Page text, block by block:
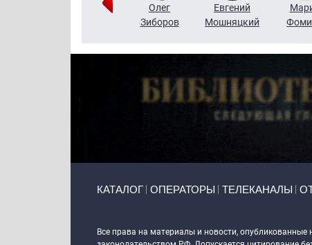
Григорий
Олег
Зиборов
Евгений
Мошняцкий
КАТАЛОГ ОПЕРАТОРЫ ТЕЛЕКАНАЛЫ
Все права на материалы и новости, опубликованные